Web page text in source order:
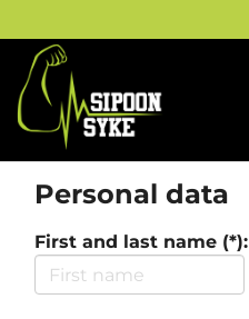
Personal data
First and last name (*):